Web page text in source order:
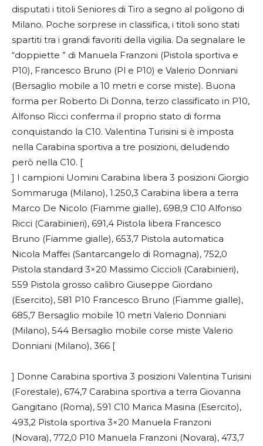
disputati i titoli Seniores di Tiro a segno al poligono di
Milano. Poche sorprese in classifica, i titoli sono stati
spartiti tra i grandi favoriti della vigilia. Da segnalare le
“doppiette ” di Manuela Franzoni (Pistola sportiva e
P10), Francesco Bruno (Pl e P10) e Valerio Donniani
(Bersaglio mobile a 10 metri e corse miste). Buona
forma per Roberto Di Donna, terzo classificato in P10,
Alfonso Ricci conferma il proprio stato di forma
conquistando la C10. Valentina Turisini si è imposta
nella Carabina sportiva a tre posizioni, deludendo
però nella C10. [
] I campioni Uomini Carabina libera 3 posizioni Giorgio
Sommaruga (Milano), 1.250,3 Carabina libera a terra
Marco De Nicolo (Fiamme gialle), 698,9 C10 Alfonso
Ricci (Carabinieri), 691,4 Pistola libera Francesco
Bruno (Fiamme gialle), 653,7 Pistola automatica
Nicola Maffei (Santarcangelo di Romagna), 752,0
Pistola standard 3×20 Massimo Ciccioli (Carabinieri),
559 Pistola grosso calibro Giuseppe Giordano
(Esercito), 581 P10 Francesco Bruno (Fiamme gialle),
685,7 Bersaglio mobile 10 metri Valerio Donniani
(Milano), 544 Bersaglio mobile corse miste Valerio
Donniani (Milano), 366 [
] Donne Carabina sportiva 3 posizioni Valentina Turisini
(Forestale), 674,7 Carabina sportiva a terra Giovanna
Gangitano (Roma), 591 C10 Marica Masina (Esercito),
493,2 Pistola sportiva 3×20 Manuela Franzoni
(Novara), 772,0 P10 Manuela Franzoni (Novara), 473,7